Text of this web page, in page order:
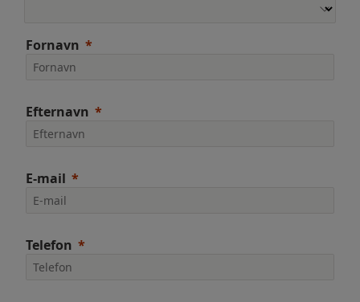
Fornavn
Efternavn
E-mail
Telefon